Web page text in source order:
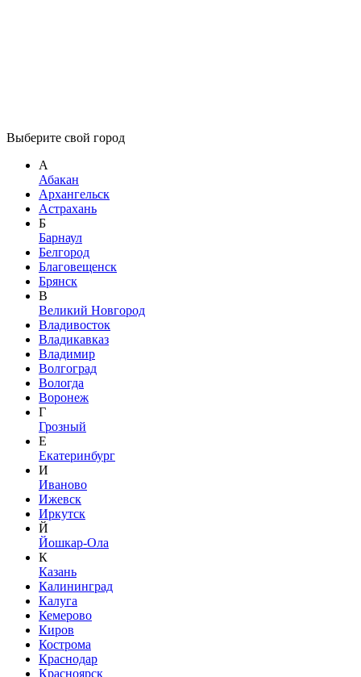
Выберите свой город
А
Абакан
Архангельск
Астрахань
Б
Барнаул
Белгород
Благовещенск
Брянск
В
Великий Новгород
Владивосток
Владикавказ
Владимир
Волгоград
Вологда
Воронеж
Г
Грозный
Е
Екатеринбург
И
Иваново
Ижевск
Иркутск
Й
Йошкар-Ола
К
Казань
Калининград
Калуга
Кемерово
Киров
Кострома
Краснодар
Красноярск